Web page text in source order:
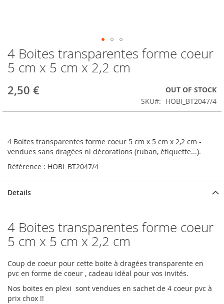
Skip
to
the
of
images
4 Boites transparentes forme coeur
5 cm x 5 cm x 2,2 cm
2,50 €
OUT OF STOCK
SKU
HOBI_BT2047/4
4 Boites transparentes forme coeur 5 cm x 5 cm x 2,2 cm -
vendues sans dragées ni décorations (ruban, étiquette...).
Référence : HOBI_BT2047/4
Details
4 Boites transparentes forme coeur
5 cm x 5 cm x 2,2 cm
Coup de coeur pour cette boite à dragées transparente en
pvc en forme de coeur , cadeau idéal pour vos invités.
Nos boites en plexi sont vendues en sachet de 4 coeur pvc à
prix chox !!